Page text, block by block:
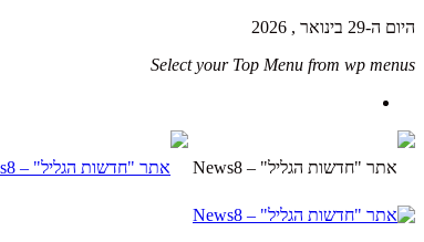
היום ה-29 בינואר , 2026
Select your Top Menu from wp menus